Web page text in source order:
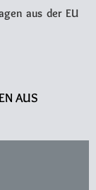
aus der EU
AUS